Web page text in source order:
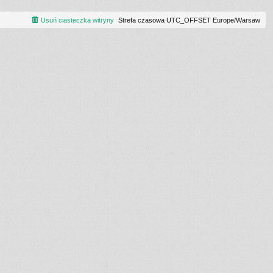
Strefa czasowa UTC_OFFSET Europe/Warsaw
Usuń ciasteczka witryny